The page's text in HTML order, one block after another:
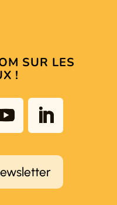
SUR LES
!